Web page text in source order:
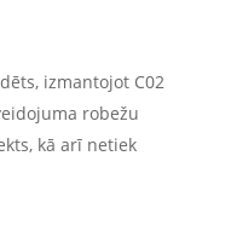
izmantojot C02
robežu
kā arī netiek